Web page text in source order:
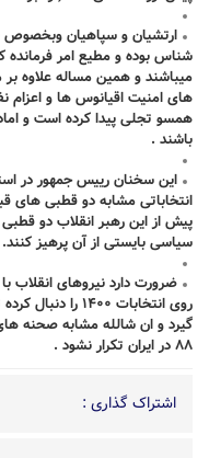
ارتشیان و سپاهیان وبخصوص
شناس بوده و مطیع امر فرمانده
میباشند و همین مساله علاوه
های امنیت اقیانوس ها و
همسو تجلی پیدا کرده است و
باشند .
انتخاباتی مشابه دو قطبی های
پیش از این رهبر انقلاب دو
سیاسی بایستی از آن پرهیز کنند.
ضرورت دارد نیروهای
روی انتخابات
گیرد و ان شالله مشابه صحنه
۸۸ در ایران تکرار نشود .
اشتراک گذاری :